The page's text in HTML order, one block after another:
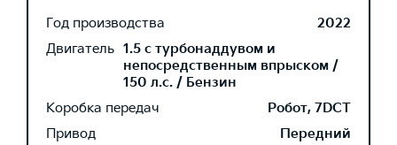
Год производства
2022
Двигатель 1.5 с турбонаддувом и
непосредственным впрыском /
150 л.с. / Бензин
Коробка передач
Робот, 7DCT
Привод
Передний